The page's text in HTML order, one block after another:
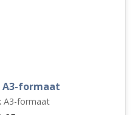
A3-formaat
A3-formaat